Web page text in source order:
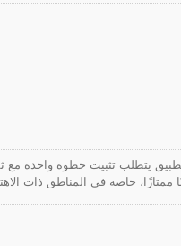
يتطلب تثبيت خطوة واحدة
ممتازًا، خاصة في المناطق ذات